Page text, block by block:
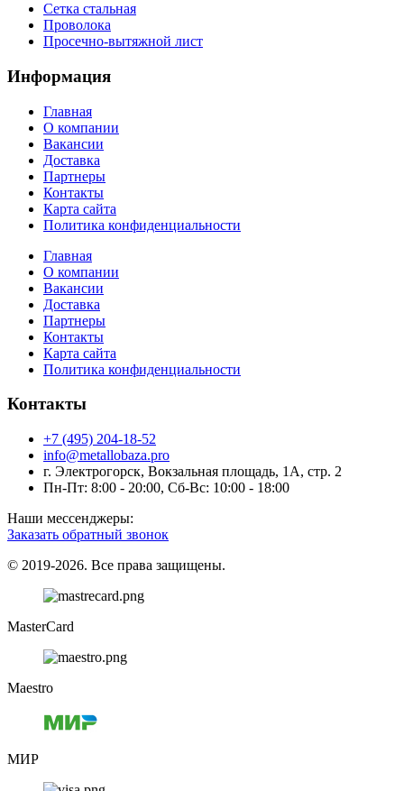
Сетка стальная
Проволока
Просечно-вытяжной лист
Информация
Главная
О компании
Вакансии
Доставка
Партнеры
Контакты
Карта сайта
Политика конфиденциальности
Главная
О компании
Вакансии
Доставка
Партнеры
Контакты
Карта сайта
Политика конфиденциальности
Контакты
+7 (495) 204-18-52
info@metallobaza.pro
г. Электрогорск, Вокзальная площадь, 1А, стр. 2
Пн-Пт: 8:00 - 20:00, Сб-Вс: 10:00 - 18:00
Наши мессенджеры:
Заказать обратный звонок
© 2019-2026. Все права защищены.
MasterCard
Maestro
МИР